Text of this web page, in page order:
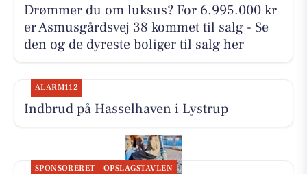
Drømmer du om luksus? For 6.995.000 kr
er Asmusgårdsvej 38 kommet til salg - Se
den og de dyreste boliger til salg her
ALARM112
Indbrud på Hasselhaven i Lystrup
SPONSORERET OPSLAGSTAVLEN